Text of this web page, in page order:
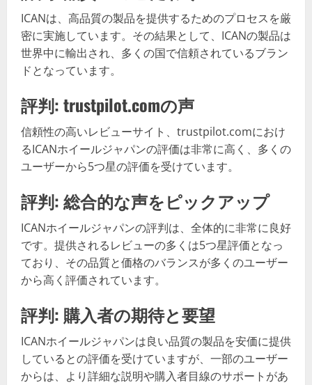
ICANは、高品質の製品を提供するためのプロセスを厳
密に実施しています。その結果として、ICANの製品は
世界中に輸出され、多くの国で信頼されているブラン
ドとなっています。
評判: trustpilot.comの声
信頼性の高いレビューサイト、trustpilot.comにおけ
るICANホイールジャパンの評価は非常に高く、多くの
ユーザーから5つ星の評価を受けています。
評判: 総合的な声をピックアップ
ICANホイールジャパンの評判は、全体的に非常に良好
です。提供されるレビューの多くは5つ星評価となっ
ており、その品質と価格のバランスが多くのユーザー
から高く評価されています。
評判: 購入者の期待と要望
ICANホイールジャパンは良い品質の製品を安価に提供
しているとの評価を受けていますが、一部のユーザー
からは、より詳細な説明や購入者目線のサポートがあ